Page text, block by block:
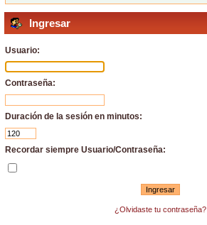
Ingresar
Usuario:
Contraseña:
Duración de la sesión en minutos:
Recordar siempre Usuario/Contraseña:
¿Olvidaste tu contraseña?